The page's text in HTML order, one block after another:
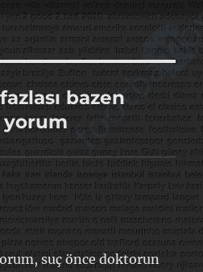
bazen
yorum
suç önce doktorun